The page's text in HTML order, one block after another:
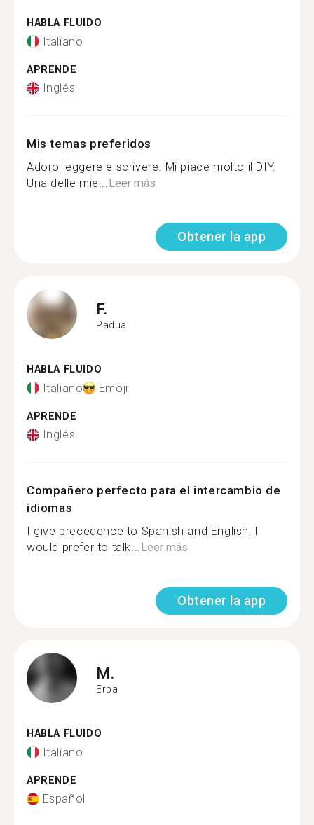
HABLA FLUIDO
Italiano
APRENDE
Inglés
Mis temas preferidos
Adoro leggere e scrivere. Mi piace molto il DIY.
Una delle mie...Leer más
Obtener la app
F.
Padua
HABLA FLUIDO
Italiano Emoji
APRENDE
Inglés
Compañero perfecto para el intercambio de
idiomas
I give precedence to Spanish and English, I
would prefer to talk...Leer más
Obtener la app
M.
Erba
HABLA FLUIDO
Italiano
APRENDE
Español